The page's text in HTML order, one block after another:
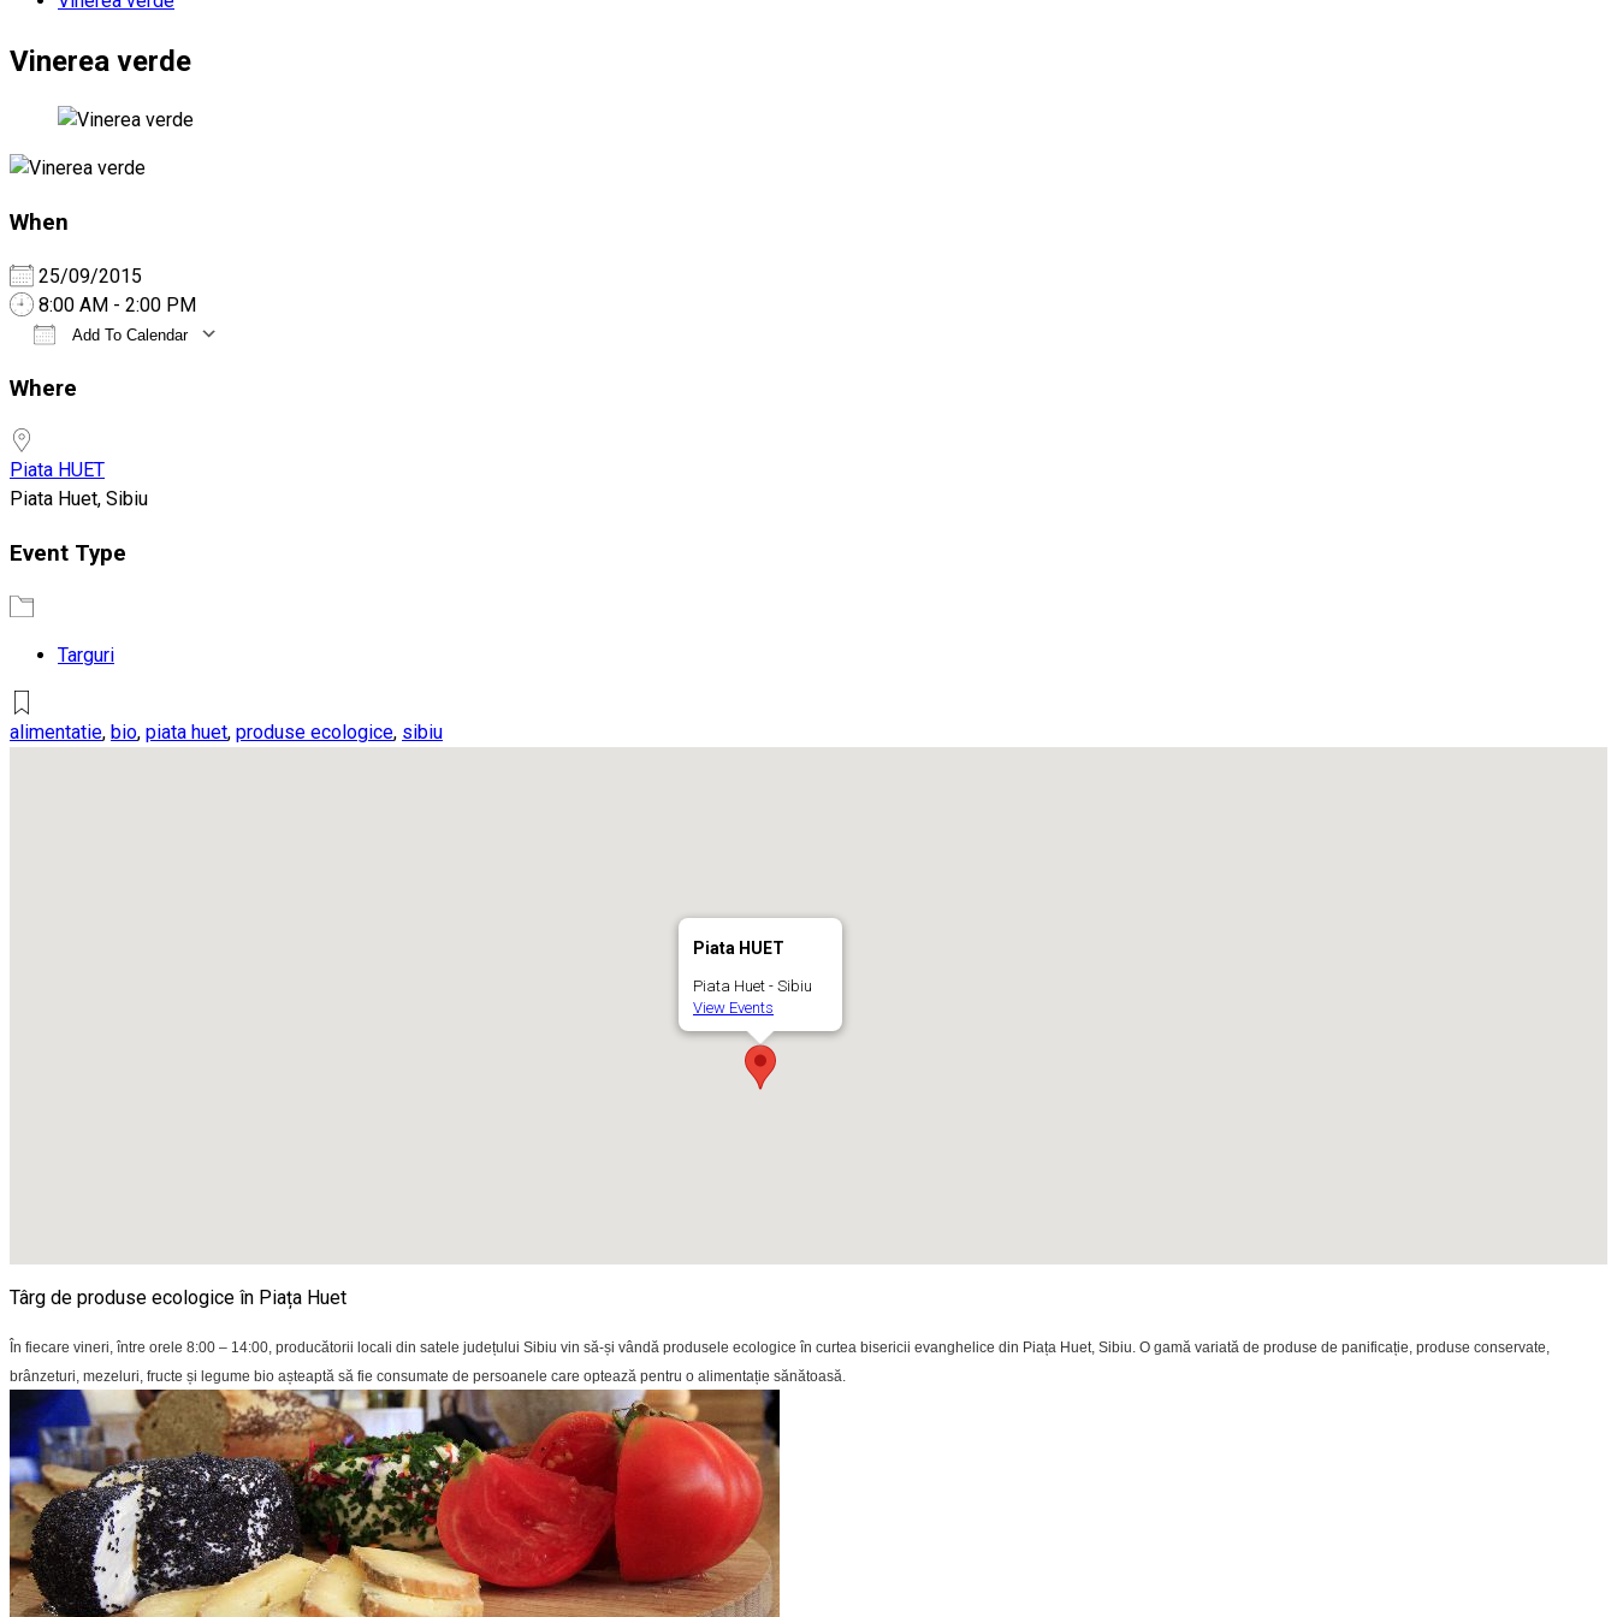
Vinerea verde
When
25/09/2015
8:00 AM - 2:00 PM
Add To Calendar
Where
Piata HUET
Piata Huet, Sibiu
Event Type
Targuri
alimentatie, bio, piata huet, produse ecologice, sibiu
Piata HUET
Piata Huet - Sibiu
View Events
Târg de produse ecologice în Piața Huet
În fiecare vineri, între orele 8:00 – 14:00, producătorii locali din satele județului Sibiu vin să-și vândă produsele ecologice în curtea bisericii evanghelice din Piața Huet, Sibiu. O gamă variată de produse de panificație, produse conservate,
brânzeturi, mezeluri, fructe și legume bio așteaptă să fie consumate de persoanele care optează pentru o alimentație sănătoasă.